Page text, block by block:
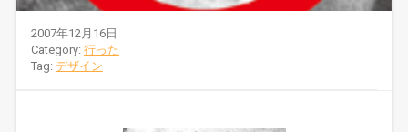
2007年12月16日
Category: 行った
Tag: デザイン